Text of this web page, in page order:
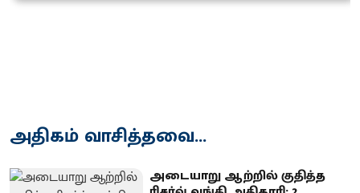
அதிகம் வாசித்தவை...
அடையாறு ஆற்றில் குதித்த